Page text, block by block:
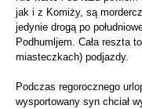
jak i z Komiży, są
jedynie drogą po
Podhumljem. Cała reszta
miasteczkach) podjazdy.
Podczas regorocznego
wysportowany syn chciał